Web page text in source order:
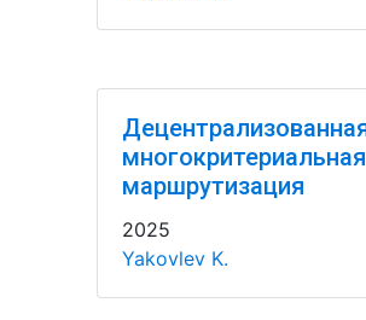
многокритериальная
маршрутизация
2025
Yakovlev K.